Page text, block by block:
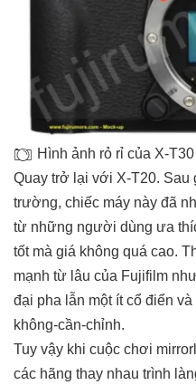
Hình ảnh rỏ rỉ của X-T30
Quay trở lại với X-T20. Sau
trường, chiếc máy này đã
từ những người dùng ưa
tốt mà giá không quá cao.
mạnh từ lâu của Fujifilm
đại pha lẫn một ít cổ điển
không-cần-chỉnh.
Tuy vậy khi cuộc chơi
các hãng thay nhau trình